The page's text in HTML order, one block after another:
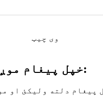
وی چیټ
خپل پیغام موږ ته واستوئ:
پیغام دلته ولیکئ او